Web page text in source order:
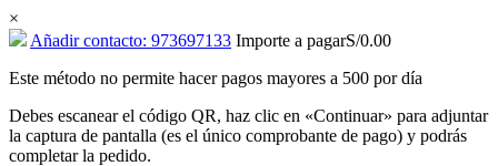
×
Añadir contacto: 973697133 Importe a pagarS/0.00
Este método no permite hacer pagos mayores a 500 por día
Debes escanear el código QR, haz clic en «Continuar» para adjuntar
la captura de pantalla (es el único comprobante de pago) y podrás
completar la pedido.